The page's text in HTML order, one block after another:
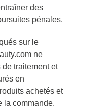
des
pénales.
sur le
ne
traitement et
en
achetés et
la commande.